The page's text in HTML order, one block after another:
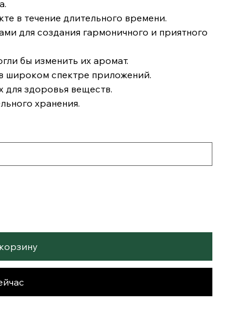
в течение длительного времени.
для создания гармоничного и приятного
бы изменить их аромат.
широком спектре приложений.
для здоровья веществ.
хранения.